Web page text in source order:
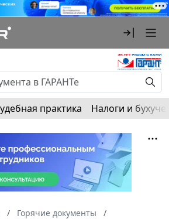
практика Налоги и
Горячие документы